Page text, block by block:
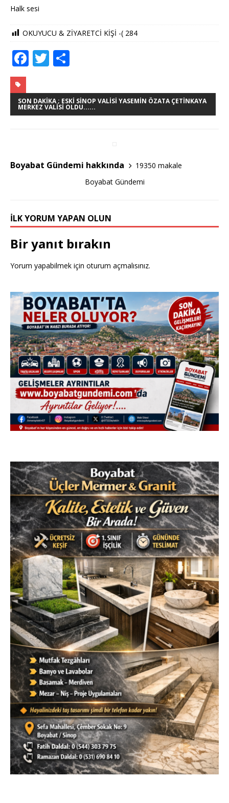
Halk sesi
OKUYUCU & ZİYARETCİ KİŞİ -( 284
F
c
e
o
k
T
it
te
ar
e
SON DAKIKA ; ESKI SINOP VALISI YASEMIN ÖZATA ÇETINKAYA
MERKEZ VALISI OLDU......
Boyabat Gündemi hakkında
19350 makale
Boyabat Gündemi
İLK YORUM YAPAN OLUN
Bir yanıt bırakın
Yorum yapabilmek için oturum açmalısınız.